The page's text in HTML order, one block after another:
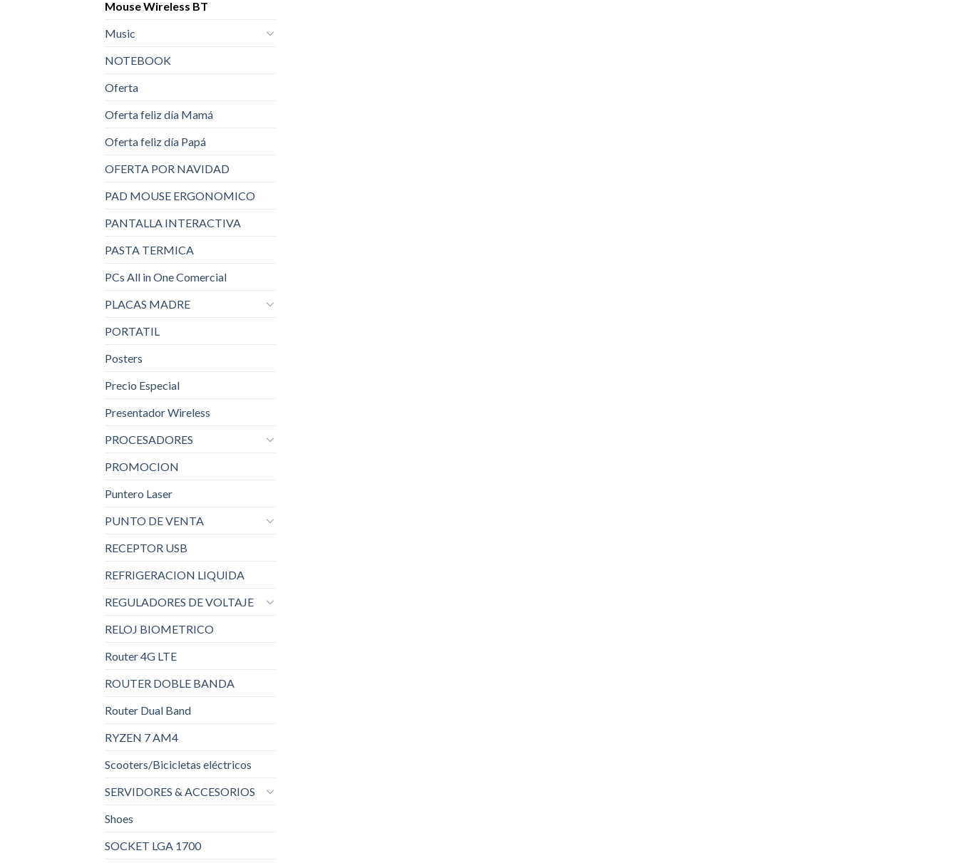
Mouse Wireless BT
Music
NOTEBOOK
Oferta
Oferta feliz día Mamá
Oferta feliz día Papá
OFERTA POR NAVIDAD
PAD MOUSE ERGONOMICO
PANTALLA INTERACTIVA
PASTA TERMICA
PCs All in One Comercial
PLACAS MADRE
PORTATIL
Posters
Precio Especial
Presentador Wireless
PROCESADORES
PROMOCION
Puntero Laser
PUNTO DE VENTA
RECEPTOR USB
REFRIGERACION LIQUIDA
REGULADORES DE VOLTAJE
RELOJ BIOMETRICO
Router 4G LTE
ROUTER DOBLE BANDA
Router Dual Band
RYZEN 7 AM4
Scooters/Bicicletas eléctricos
SERVIDORES & ACCESORIOS
Shoes
SOCKET LGA 1700